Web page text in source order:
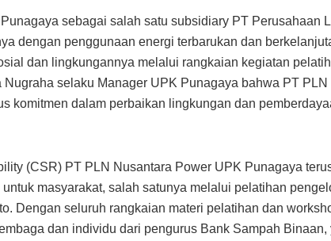
sebagai salah satu subsidiary PT Perusahaan
dengan penggunaan energi terbarukan dan
dan lingkungannya melalui rangkaian kegiatan
selaku Manager UPK Punagaya bahwa PT PLN
komitmen dalam perbaikan lingkungan dan
(CSR) PT PLN Nusantara Power UPK Punagaya
masyarakat, salah satunya melalui pelatihan
Dengan seluruh rangkaian materi pelatihan dan
dan individu dari pengurus Bank Sampah Binaan,